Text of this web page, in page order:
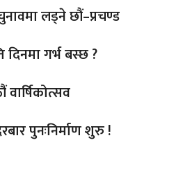
लड्ने छौं–प्रचण्ड
दिनमा गर्भ बस्छ ?
पुनःनिर्माण शुरु !